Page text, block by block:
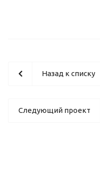
Назад к списку
Следующий проект